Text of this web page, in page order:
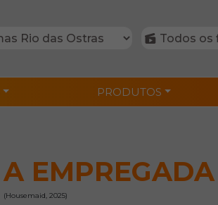
PRODUTOS
A EMPREGADA
(Housemaid, 2025)